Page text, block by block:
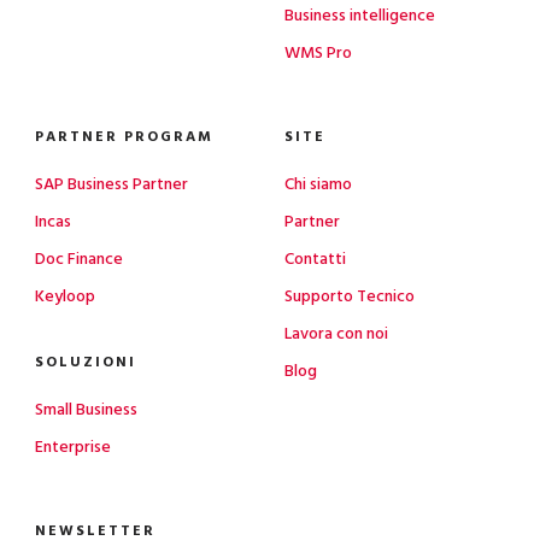
Business intelligence
WMS Pro
PARTNER PROGRAM
SAP Business Partner
Incas
Doc Finance
Keyloop
SOLUZIONI
Small Business
Enterprise
SITE
Chi siamo
Partner
Contatti
Supporto Tecnico
Lavora con noi
Blog
NEWSLETTER